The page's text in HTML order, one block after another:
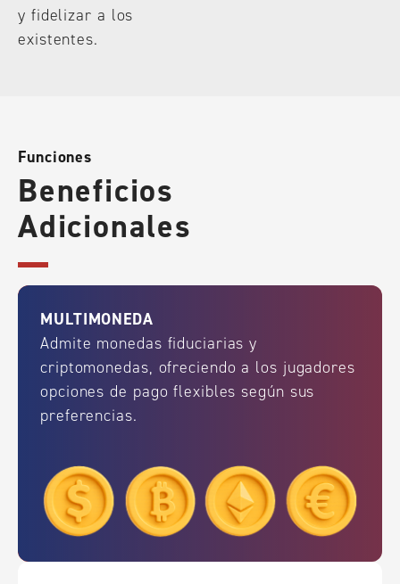
y fidelizar a los
existentes.
Funciones
Beneficios
Adicionales
MULTIMONEDA
Admite monedas fiduciarias y
criptomonedas, ofreciendo a los jugadores
opciones de pago flexibles según sus
preferencias.